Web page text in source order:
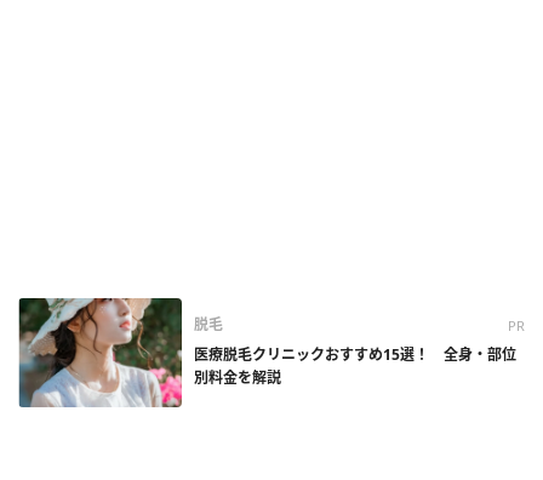
脱毛 PR
医療脱毛クリニックおすすめ15選！ 全身・部位
別料金を解説